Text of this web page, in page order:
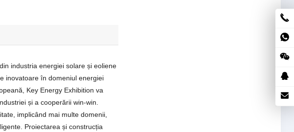
industria energiei solare și eoliene
inovatoare în domeniul energiei
Key Energy Exhibition va
și a cooperării win-win.
implicând mai multe domenii,
Proiectarea și construcția